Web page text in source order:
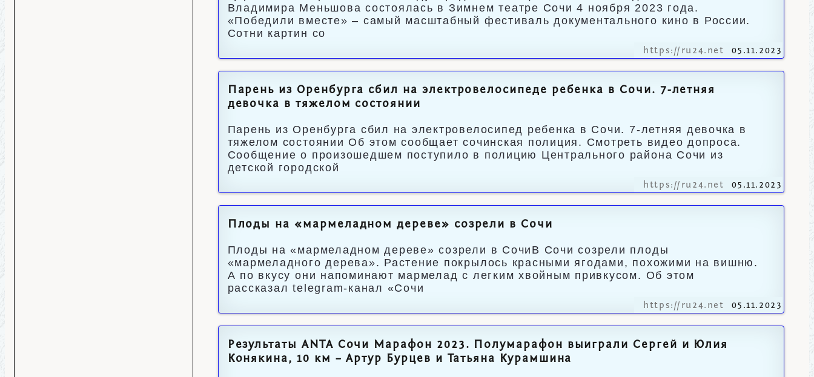
Владимира Меньшова состоялась в Зимнем театре Сочи 4 ноября 2023 года.
«Победили вместе» – самый масштабный фестиваль документального кино в России.
Сотни картин со
https://ru24.net 05.11.2023
Парень из Оренбурга сбил на электровелосипеде ребенка в Сочи. 7-летняя
девочка в тяжелом состоянии
Парень из Оренбурга сбил на электровелосипед ребенка в Сочи. 7-летняя девочка в
тяжелом состоянии Об этом сообщает сочинская полиция. Смотреть видео допроса.
Сообщение о произошедшем поступило в полицию Центрального района Сочи из
детской городской
https://ru24.net 05.11.2023
Плоды на «мармеладном дереве» созрели в Сочи
Плоды на «мармеладном дереве» созрели в СочиВ Сочи созрели плоды
«мармеладного дерева». Растение покрылось красными ягодами, похожими на вишню.
А по вкусу они напоминают мармелад с легким хвойным привкусом. Об этом
рассказал telegram-канал «Сочи
https://ru24.net 05.11.2023
Результаты ANTA Сочи Марафон 2023. Полумарафон выиграли Сергей и Юлия
Конякина, 10 км – Артур Бурцев и Татьяна Курамшина